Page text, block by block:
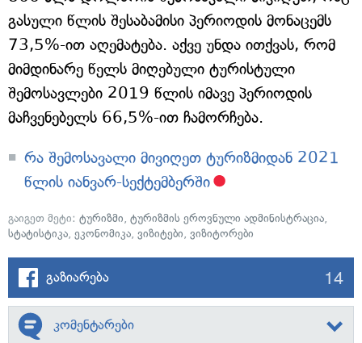
გასული წლის შესაბამისი პერიოდის მონაცემს
73,5%-ით აღემატება. აქვე უნდა ითქვას, რომ
მიმდინარე წელს მიღებული ტურისტული
შემოსავლები 2019 წლის იმავე პერიოდის
მაჩვენებელს 66,5%-ით ჩამორჩება.
რა შემოსავალი მივიღეთ ტურიზმიდან 2021
წლის იანვარ-სექტემბერში
გაიგეთ მეტი: ტურიზმი, ტურიზმის ეროვნული ადმინისტრაცია,
სტატისტიკა, ეკონომიკა, ვიზიტები, ვიზიტორები
გაზიარება 14
კომენტარები